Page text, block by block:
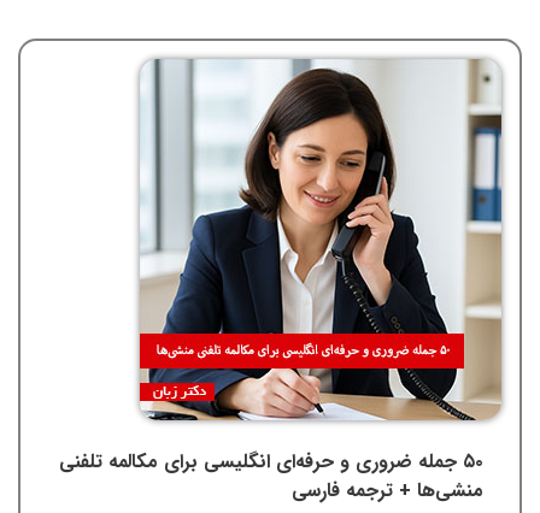
۵۰ جمله ضروری و حرفه‌ای انگلیسی برای مکالمه تلفنی
منشی‌ها + ترجمه فارسی